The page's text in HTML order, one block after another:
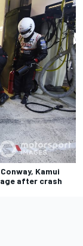
Kamui
after crash